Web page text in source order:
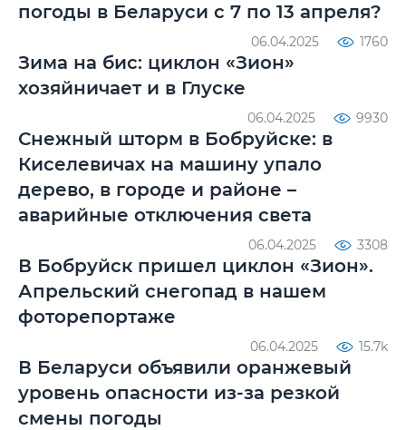
погоды в Беларуси с 7 по 13 апреля?
06.04.2025 1760
Зима на бис: циклон «Зион»
хозяйничает и в Глуске
06.04.2025 9930
Снежный шторм в Бобруйске: в
Киселевичах на машину упало
дерево, в городе и районе –
аварийные отключения света
06.04.2025 3308
В Бобруйск пришел циклон «Зион».
Апрельский снегопад в нашем
фоторепортаже
06.04.2025 15.7k
В Беларуси объявили оранжевый
уровень опасности из-за резкой
смены погоды